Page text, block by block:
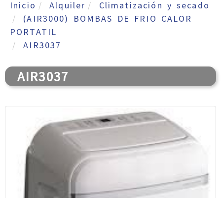
Inicio Alquiler
Climatización y secado
(AIR3000) BOMBAS DE FRIO CALOR
PORTATIL
AIR3037
AIR3037